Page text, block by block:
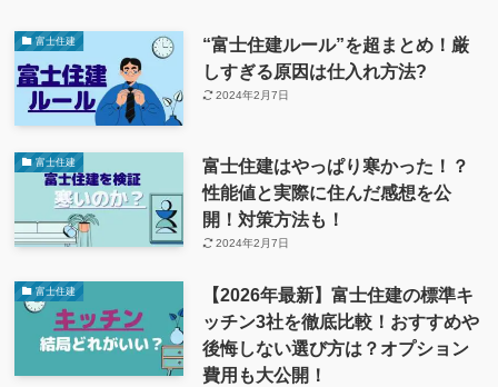
富士住建
“富士住建ルール”を超まとめ！厳
しすぎる原因は仕入れ方法?
2024年2月7日
富士住建
富士住建はやっぱり寒かった！？
性能値と実際に住んだ感想を公
開！対策方法も！
2024年2月7日
富士住建
【2026年最新】富士住建の標準キ
ッチン3社を徹底比較！おすすめや
後悔しない選び方は？オプション
費用も大公開！